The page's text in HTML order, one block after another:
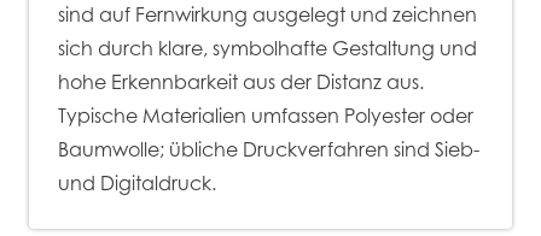
sind auf Fernwirkung ausgelegt und zeichnen
sich durch klare, symbolhafte Gestaltung und
hohe Erkennbarkeit aus der Distanz aus.
Typische Materialien umfassen Polyester oder
Baumwolle; übliche Druckverfahren sind Sieb-
und Digitaldruck.